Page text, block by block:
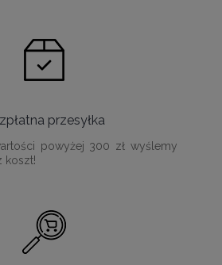
przesyłka
powyżej 300 zł wyślemy
koszt!